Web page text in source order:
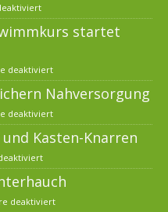
startet
deaktiviert
Nahversorgung
deaktiviert
Kasten-Knarren
deaktiviert